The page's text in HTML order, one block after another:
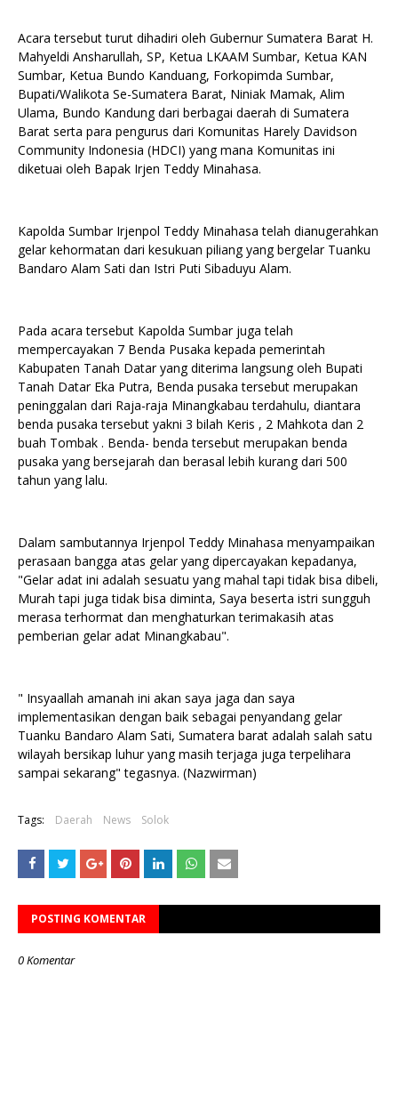
Acara tersebut turut dihadiri oleh Gubernur Sumatera Barat H.
Mahyeldi Ansharullah, SP, Ketua LKAAM Sumbar, Ketua KAN
Sumbar, Ketua Bundo Kanduang, Forkopimda Sumbar,
Bupati/Walikota Se-Sumatera Barat, Niniak Mamak, Alim
Ulama, Bundo Kandung dari berbagai daerah di Sumatera
Barat serta para pengurus dari Komunitas Harely Davidson
Community Indonesia (HDCI) yang mana Komunitas ini
diketuai oleh Bapak Irjen Teddy Minahasa.
Kapolda Sumbar Irjenpol Teddy Minahasa telah dianugerahkan
gelar kehormatan dari kesukuan piliang yang bergelar Tuanku
Bandaro Alam Sati dan Istri Puti Sibaduyu Alam.
Pada acara tersebut Kapolda Sumbar juga telah
mempercayakan 7 Benda Pusaka kepada pemerintah
Kabupaten Tanah Datar yang diterima langsung oleh Bupati
Tanah Datar Eka Putra, Benda pusaka tersebut merupakan
peninggalan dari Raja-raja Minangkabau terdahulu, diantara
benda pusaka tersebut yakni 3 bilah Keris , 2 Mahkota dan 2
buah Tombak . Benda- benda tersebut merupakan benda
pusaka yang bersejarah dan berasal lebih kurang dari 500
tahun yang lalu.
Dalam sambutannya Irjenpol Teddy Minahasa menyampaikan
perasaan bangga atas gelar yang dipercayakan kepadanya,
"Gelar adat ini adalah sesuatu yang mahal tapi tidak bisa dibeli,
Murah tapi juga tidak bisa diminta, Saya beserta istri sungguh
merasa terhormat dan menghaturkan terimakasih atas
pemberian gelar adat Minangkabau".
" Insyaallah amanah ini akan saya jaga dan saya
implementasikan dengan baik sebagai penyandang gelar
Tuanku Bandaro Alam Sati, Sumatera barat adalah salah satu
wilayah bersikap luhur yang masih terjaga juga terpelihara
sampai sekarang" tegasnya. (Nazwirman)
Tags: Daerah News Solok
POSTING KOMENTAR
0 Komentar